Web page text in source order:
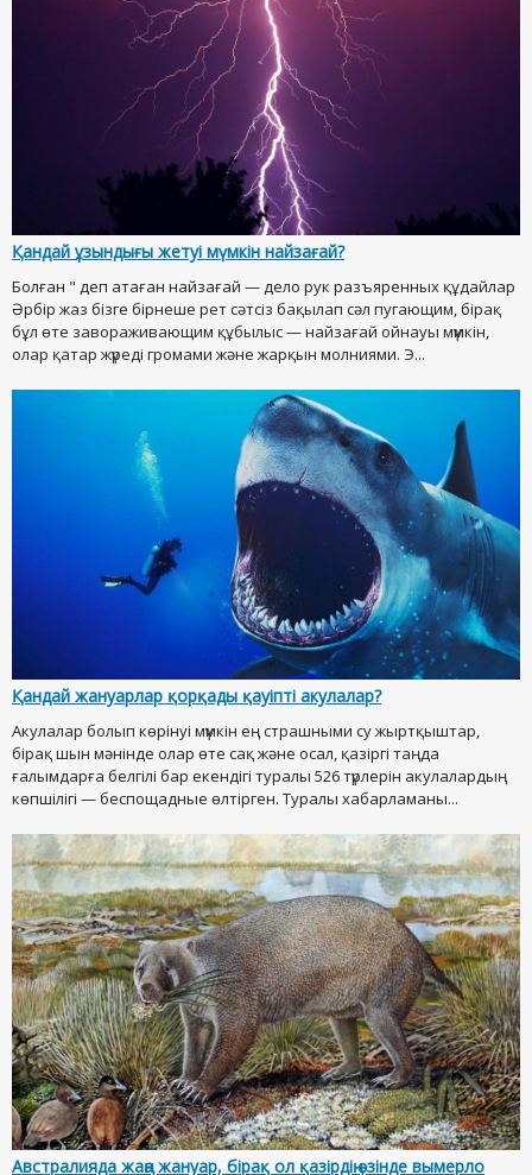
Қандай ұзындығы жетуі мүмкін найзағай?
Болған " деп атаған найзағай — дело рук разъяренных құдайлар
Әрбір жаз бізге бірнеше рет сәтсіз бақылап сәл пугающим, бірақ
бұл өте завораживающим құбылыс — найзағай ойнауы мүмкін,
олар қатар жүреді громами және жарқын молниями. Э...
Қандай жануарлар қорқады қауіпті акулалар?
Акулалар болып көрінуі мүмкін ең страшными су жыртқыштар,
бірақ шын мәнінде олар өте сақ және осал, қазіргі таңда
ғалымдарға белгілі бар екендігі туралы 526 түрлерін акулалардың
көпшілігі — беспощадные өлтірген. Туралы хабарламаны...
Австралияда жаңа жануар, бірақ ол қазірдің өзінде вымерло